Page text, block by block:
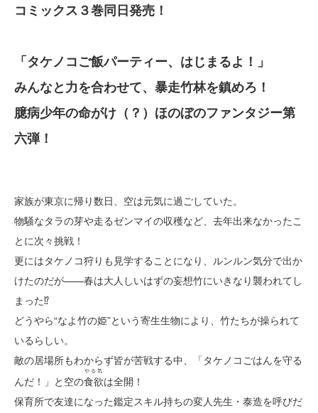
コミックス３巻同日発売！
「タケノコご飯パーティー、はじまるよ！」
みんなと力を合わせて、暴走竹林を鎮めろ！
臆病少年の命がけ（？）ほのぼのファンタジー第
六弾！
家族が東京に帰り数日、空は元気に過ごしていた。
物騒なタラの芽や走るゼンマイの収穫など、去年出来なかったこ
とに次々挑戦！
更にはタケノコ狩りも見学することになり、ルンルン気分で出か
けたのだが——春は大人しいはずの妄想竹にいきなり襲われてし
まった⁉
どうやら“なよ竹の姫”という寄生生物により、竹たちが操られて
いるらしい。
敵の居場所もわからず皆が苦戦する中、「タケノコごはんを守る
んだ！」と空の食欲
やる気
は全開！
保育所で友達になった鑑定スキル持ちの変人先生・泰造を呼びだ